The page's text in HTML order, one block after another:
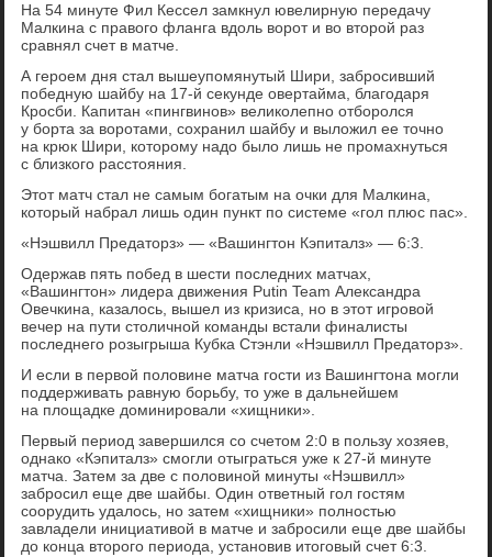
На 54 минуте Фил Кессел замкнул ювелирную передачу
Малкина с правого фланга вдоль ворот и во второй раз
сравнял счет в матче.
А героем дня стал вышеупомянутый Шири, забросивший
победную шайбу на 17-й секунде овертайма, благодаря
Кросби. Капитан «пингвинов» великолепно отборолся
у борта за воротами, сохранил шайбу и выложил ее точно
на крюк Шири, которому надо было лишь не промахнуться
с близкого расстояния.
Этот матч стал не самым богатым на очки для Малкина,
который набрал лишь один пункт по системе «гол плюс пас».
«Нэшвилл Предаторз» — «Вашингтон Кэпиталз» — 6:3.
Одержав пять побед в шести последних матчах,
«Вашингтон» лидера движения Putin Team Александра
Овечкина, казалось, вышел из кризиса, но в этот игровой
вечер на пути столичной команды встали финалисты
последнего розыгрыша Кубка Стэнли «Нэшвилл Предаторз».
И если в первой половине матча гости из Вашингтона могли
поддерживать равную борьбу, то уже в дальнейшем
на площадке доминировали «хищники».
Первый период завершился со счетом 2:0 в пользу хозяев,
однако «Кэпиталз» смогли отыграться уже к 27-й минуте
матча. Затем за две с половиной минуты «Нэшвилл»
забросил еще две шайбы. Один ответный гол гостям
соорудить удалось, но затем «хищники» полностью
завладели инициативой в матче и забросили еще две шайбы
до конца второго периода, установив итоговый счет 6:3.